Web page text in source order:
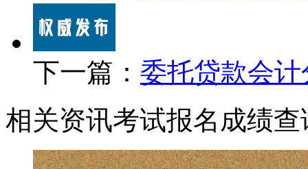
下一篇： 委托贷款会
相关资讯考试报名 成绩查